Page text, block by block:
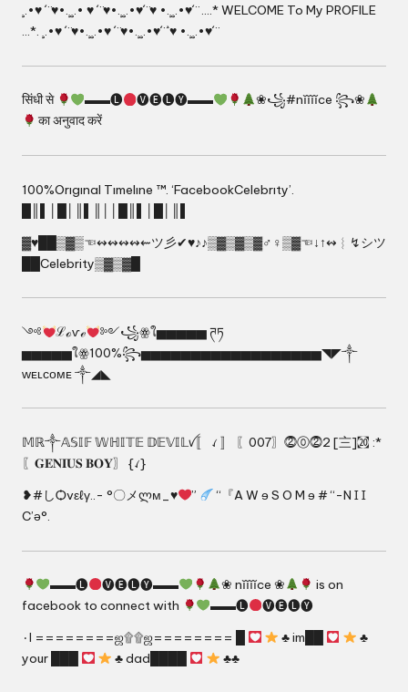
¸.•♥ ´¨♥•.¸¸.• ♥ ´¨♥•.¸¸.•♥´¨♥ •.¸¸.•♥´¨ ….* WELCOME To My PROFILE
…*. ¸.•♥ ´¨♥•.¸¸.•♥ ´¨♥•.¸¸.•♥´¨`♥ •.¸¸.•♥´¨
सिंधी से ▬▬🅛 🅥🅔🅛🅨▬▬
❀꧁#nĭĭĭĭce ꧂❀
का अनुवाद करें
100%Orıgınal Tımelıne ™. ‘FacebookCelebrıty’.
▓♥██▒▓▒☜↭↭↭↭⇜ツ彡✔♥♪♪▒▓▒▓▒▓♂♀▒▓☜↓↑↭︴↯シツ
██Celebrity▒▓▒▓█
༺ ℒℴѵℯ
༻꧁ꙮใ▅▅▅▅▅ ཊཏ
▅▅▅▅▅ใꙮ100%꧂▅▅▅▅▅▅▅▅▅▅▅▅▅▅▅▅▅▅◥◤༒
ᴡᴇʟᴄᴏᴍᴇ ༒◢◣
𝕄ℝ༒𝔸𝕊𝕀𝔽 𝕎ℍ𝕀𝕋𝔼 𝔻𝔼𝕍𝕀𝕃ꪜ〚 ꪹ 〛 〖007〗⓶⓪⓶2 [〨]㉉ :*
〖𝐆𝐄𝐍𝐈𝐔𝐒 𝐁𝐎𝐘〗 {ꪹ}
❥#しѺvεℓγ..- °〇メლм_♥
”
“『A W ɘ S O M ɘ # “-N Ɪ Ɪ
C’ə°.
▬▬🅛 🅥🅔🅛🅨▬▬ ❀ nĭĭĭĭce ❀
is on
facebook to connect with
▬▬🅛
🅥🅔🅛🅨
٠l ========ஜ۩۩ஜ======== █
♣ im██
♣
your ███
♣ dad████ ♣♣